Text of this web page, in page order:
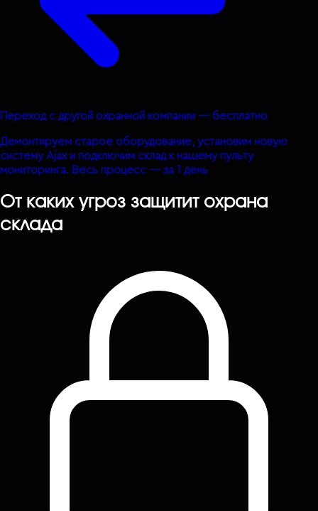
Переход с другой охранной компании — бесплатно
Демонтируем старое оборудование, установим новую
систему Ajax и подключим склад к нашему пульту
мониторинга. Весь процесс — за 1 день
От каких угроз защитит охрана
склада